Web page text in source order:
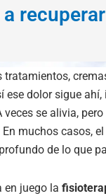
tratamientos,
ese dolor sigue ahí,
veces se alivia,
muchos casos, el
de lo que
en juego la